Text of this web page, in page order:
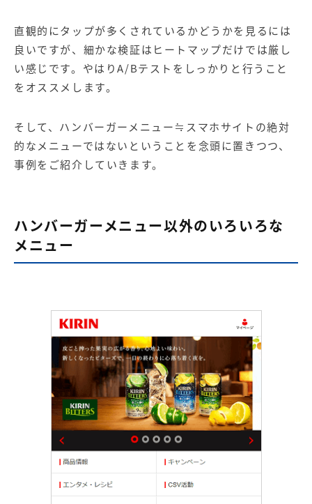
直観的にタップが多くされているかどうかを見るには
良いですが、細かな検証はヒートマップだけでは厳し
い感じです。やはりA/Bテストをしっかりと行うこと
をオススメします。
そして、ハンバーガーメニュー≒スマホサイトの絶対
的なメニューではないということを念頭に置きつつ、
事例をご紹介していきます。
ハンバーガーメニュー以外のいろいろな
メニュー